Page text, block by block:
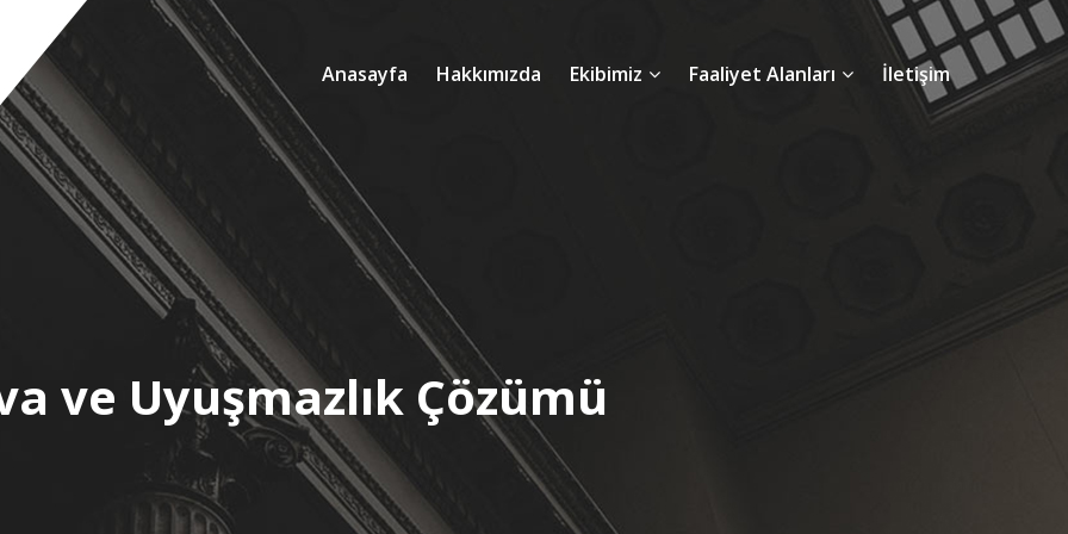
Anasayfa Hakkımızda Ekibimiz Faaliyet Alanları İletişim
ve Uyuşmazlık Çözümü